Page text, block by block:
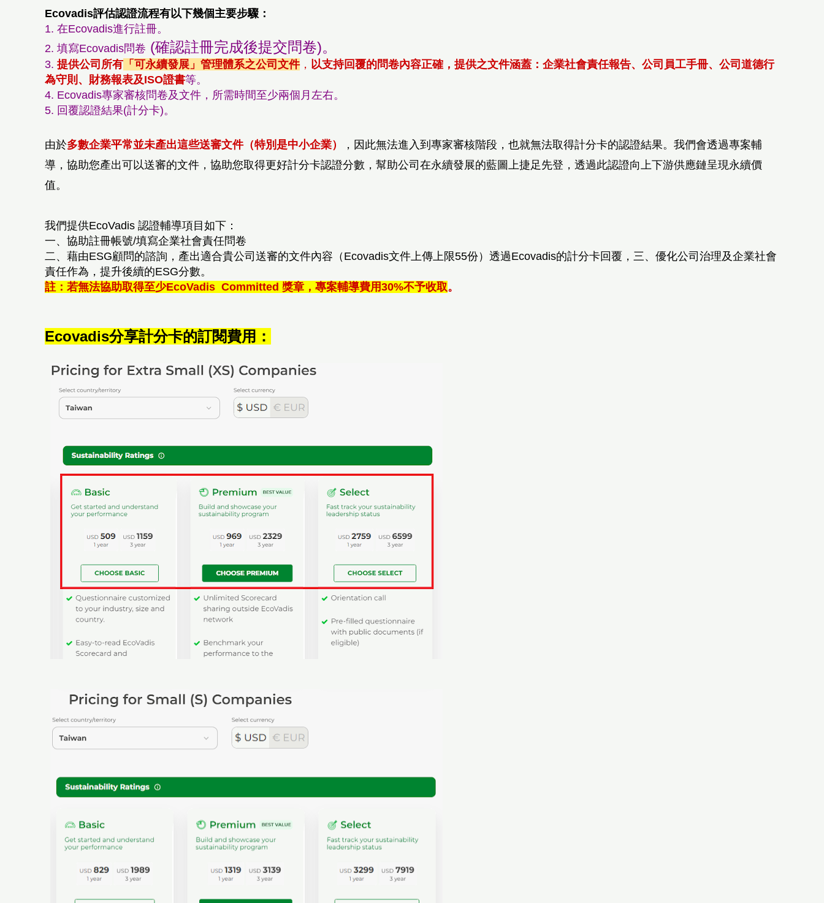
Ecovadis評估認證流程有以下幾個主要步驟：
1. 在Ecovadis進行註冊。
2. 填寫Ecovadis問卷 (確認註冊完成後提交問卷)。
3. 提供公司所有 「可永續發展」管理體系之公司文件， 以支持回覆的問卷內容正確，提供之文件涵蓋：企業社會責任報告、公司員工手冊、公司道德行
為守則、財務報表及ISO證書等。
4. Ecovadis專家審核問卷及文件，所需時間至少兩個月左右。
5. 回覆認證結果(計分卡)。
由於多數企業平常並未產出這些送審文件（特別是中小企業） ，因此無法進入到專家審核階段，也就無法取得計分卡的認證結果。 我們會透過專案輔
導，協助您產出可以送審的文件，協助您取得更好計分卡認證分數，幫助公司在永續發展的藍圖上捷足先登，透過此認證向上下游供應鏈呈現永續價
值。
我們提供EcoVadis 認證輔導項目如下：
一、協助註冊帳號/填寫企業社會責任問卷
二、藉由ESG顧問的諮詢，產出適合貴公司送審的文件內容（Ecovadis文件上傳上限55份） 透過Ecovadis的計分卡回覆，三、優化公司治理及企業社會
責任作為，提升後續的ESG分數。
註： 若無法協助取得至少EcoVadis Committed 獎章 ，專案輔導費用30%不予收取。
Ecovadis分享計分卡的訂閱費用：